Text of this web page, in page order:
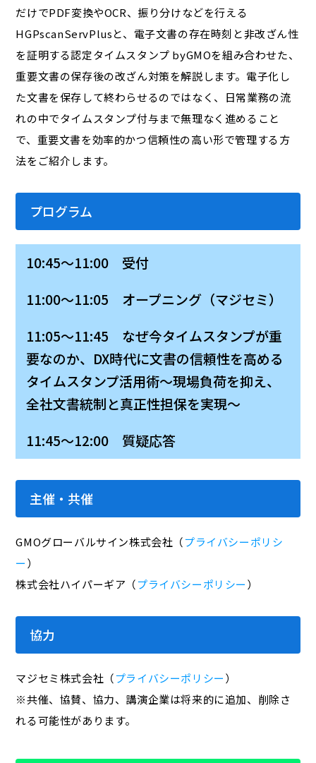
だけでPDF変換やOCR、振り分けなどを行える
HGPscanServPlusと、電子文書の存在時刻と非改ざん性
を証明する認定タイムスタンプ byGMOを組み合わせた、
重要文書の保存後の改ざん対策を解説します。電子化し
た文書を保存して終わらせるのではなく、日常業務の流
れの中でタイムスタンプ付与まで無理なく進めること
で、重要文書を効率的かつ信頼性の高い形で管理する方
法をご紹介します。
プログラム
10:45～11:00 受付
11:00～11:05 オープニング（マジセミ）
11:05～11:45 なぜ今タイムスタンプが重
要なのか、DX時代に文書の信頼性を高める
タイムスタンプ活用術～現場負荷を抑え、
全社文書統制と真正性担保を実現～
11:45～12:00 質疑応答
主催・共催
GMOグローバルサイン株式会社（プライバシーポリシ
ー）
株式会社ハイパーギア（プライバシーポリシー）
協力
マジセミ株式会社（プライバシーポリシー）
※共催、協賛、協力、講演企業は将来的に追加、削除さ
れる可能性があります。